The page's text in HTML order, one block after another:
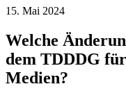
15. Mai 2024
Welche
dem TDDDG
Medien?